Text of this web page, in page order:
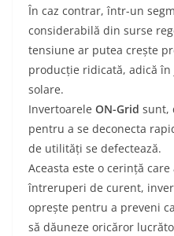
În caz contrar, într-un
considerabilă din surse
tensiune ar putea crește
producție ridicată, adică
solare.
Invertoarele ON-Grid sunt,
pentru a se deconecta
de utilități se defectează.
Aceasta este o cerință
întreruperi de curent,
oprește pentru a preveni
să dăuneze oricăror